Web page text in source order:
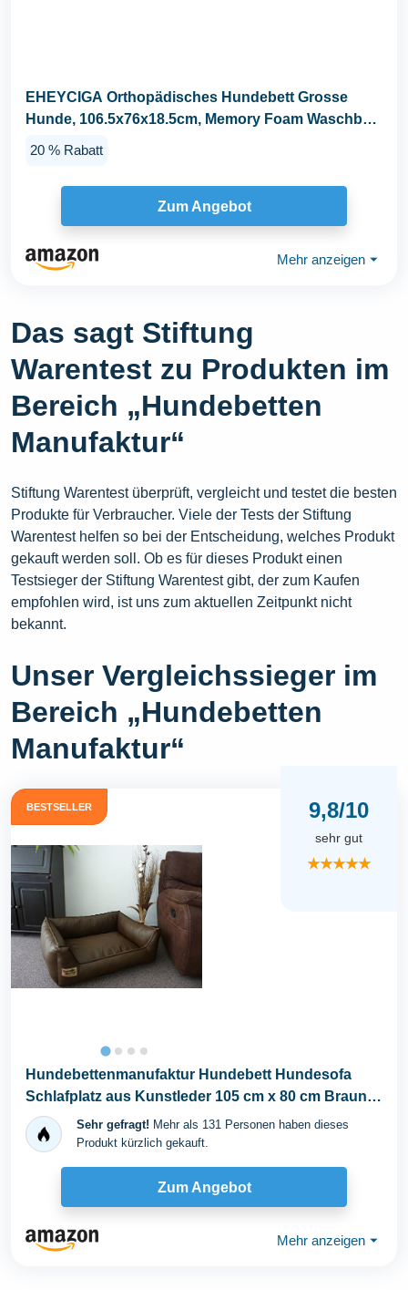
EHEYCIGA Orthopädisches Hundebett Grosse
Hunde, 106.5x76x18.5cm, Memory Foam Waschbar
20 % Rabatt
Zum Angebot
Mehr anzeigen ⏷
Das sagt Stiftung
Warentest zu Produkten im
Bereich „Hundebetten
Manufaktur“
Stiftung Warentest überprüft, vergleicht und testet die besten
Produkte für Verbraucher. Viele der Tests der Stiftung
Warentest helfen so bei der Entscheidung, welches Produkt
gekauft werden soll. Ob es für dieses Produkt einen
Testsieger der Stiftung Warentest gibt, der zum Kaufen
empfohlen wird, ist uns zum aktuellen Zeitpunkt nicht
bekannt.
Unser Vergleichssieger im
Bereich „Hundebetten
Manufaktur“
BESTSELLER 9,8/10
sehr gut
★★★★★
Hundebettenmanufaktur Hundebett Hundesofa
Schlafplatz aus Kunstleder 105 cm x 80 cm Braun
für HundeSehr gefragt! Mehr als 131 Personen haben dieses
Produkt kürzlich gekauft.
Zum Angebot
Mehr anzeigen ⏷